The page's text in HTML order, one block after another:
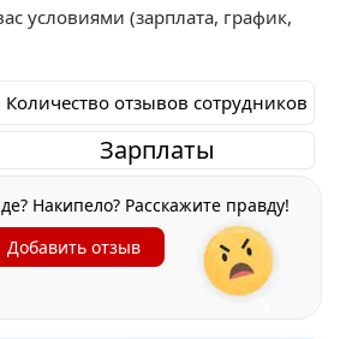
условиями (зарплата, график,
Количество отзывов сотрудников
Зарплаты
Накипело? Расскажите правду!
Добавить отзыв